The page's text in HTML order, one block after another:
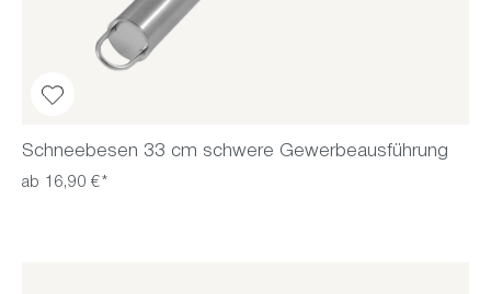
Schneebesen 33 cm schwere Gewerbeausführung
ab 16,90 €*